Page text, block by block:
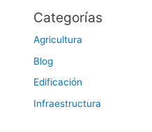
Categorías
Agricultura
Blog
Edificación
Infraestructura